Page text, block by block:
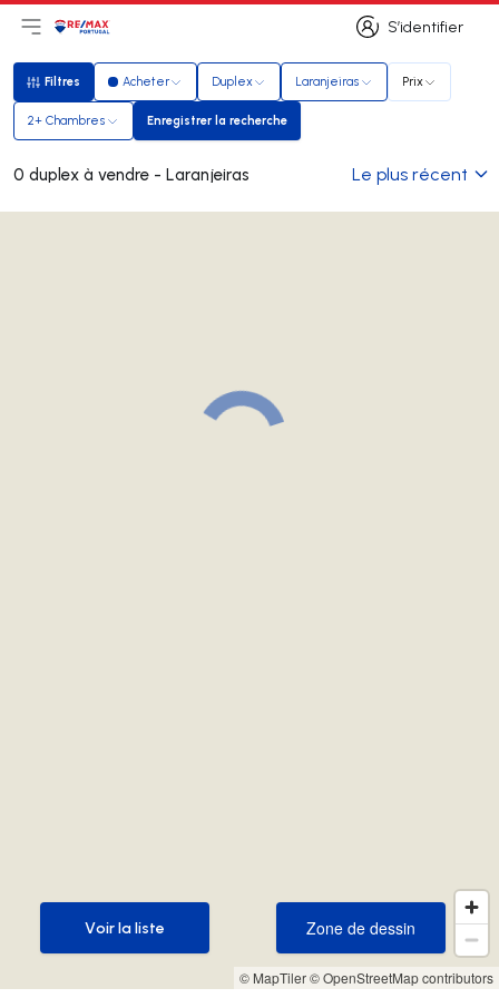
S’identifier
S’identifier
Ouvrir le menu principal
LogoAller à la page d’accueil
Filtres
Filtres Acheter Duplex Laranjeiras Prix
2+ Chambres Enregistrer la recherche
Enregistrer la recherche
0 duplex à vendre - Laranjeiras Le plus récent
© MapTiler© OpenStreetMap contributors
Zone de dessin
Zone de dessin
Voir la liste
Voir la liste